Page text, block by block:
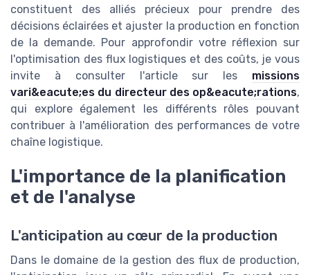
constituent des alliés précieux pour prendre des
décisions éclairées et ajuster la production en fonction
de la demande. Pour approfondir votre réflexion sur
l'optimisation des flux logistiques et des coûts, je vous
invite à consulter l'article sur les missions
vari&eacute;es du directeur des op&eacute;rations,
qui explore également les différents rôles pouvant
contribuer à l'amélioration des performances de votre
chaîne logistique.
L'importance de la planification
et de l'analyse
L'anticipation au cœur de la production
Dans le domaine de la gestion des flux de production,